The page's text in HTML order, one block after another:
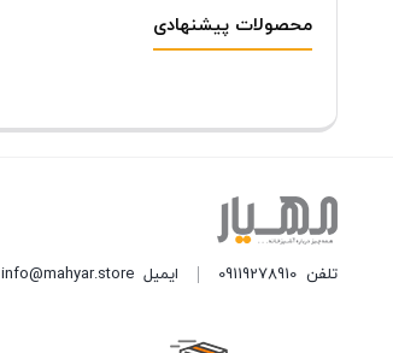
محصولات پیشنهادی
تلفن09119278910 ایمیلinfo@mahyar.store